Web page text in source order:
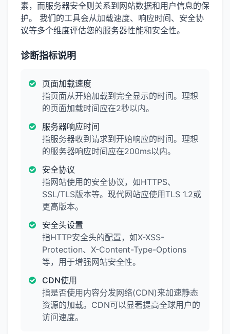
素，而服务器安全则关系到网站数据和用户信息的保
护。 我们的工具会从加载速度、响应时间、安全协
议等多个维度评估您的服务器性能和安全性。
诊断指标说明
页面加载速度
指页面从开始加载到完全显示的时间。理想
的页面加载时间应在2秒以内。
服务器响应时间
指服务器收到请求到开始响应的时间。理想
的服务器响应时间应在200ms以内。
安全协议
指网站使用的安全协议，如HTTPS、
SSL/TLS版本等。现代网站应使用TLS 1.2或
更高版本。
安全头设置
指HTTP安全头的配置，如X-XSS-
Protection、X-Content-Type-Options
等，用于增强网站安全性。
CDN使用
指是否使用内容分发网络(CDN)来加速静态
资源的加载。CDN可以显著提高全球用户的
访问速度。